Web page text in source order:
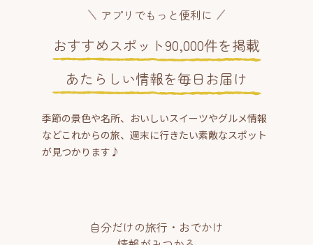
アプリでもっと便利に
おすすめスポット90,000件を掲載
あたらしい情報を毎日お届け
季節の景色や名所、おいしいスイーツやグルメ情報
などこれからの旅、週末に行きたい素敵なスポット
が見つかります♪
自分だけの旅行・おでかけ